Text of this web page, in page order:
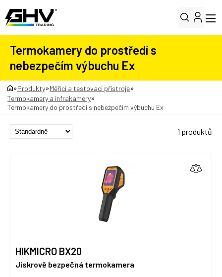
Termokamery do prostředí s
nebezpečím výbuchu Ex
»Produkty»Měřicí a testovací přístroje»
Termokamery a infrakamery»
Termokamery do prostředí s nebezpečím výbuchu Ex
1 produktů
HIKMICRO BX20
Jiskrově bezpečná termokamera